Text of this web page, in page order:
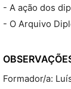
- A ação dos
- O Arquivo
Formador/a: